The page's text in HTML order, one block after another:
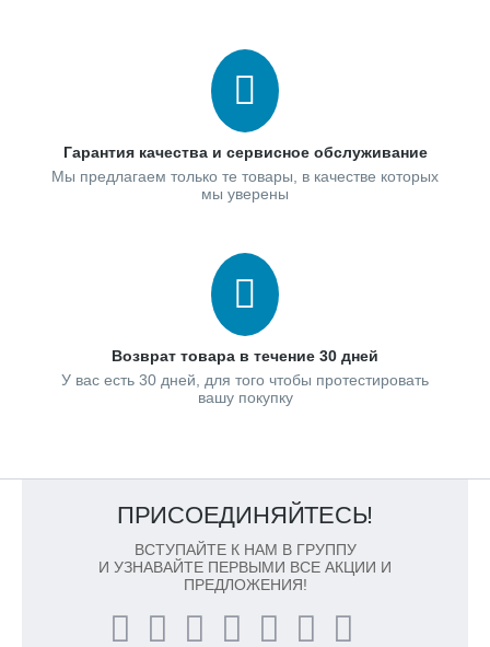
Гарантия качества и сервисное обслуживание
Мы предлагаем только те товары, в качестве которых
мы уверены
Возврат товара в течение 30 дней
У вас есть 30 дней, для того чтобы протестировать
вашу покупку
ПРИСОЕДИНЯЙТЕСЬ!
ВСТУПАЙТЕ К НАМ В ГРУППУ
И УЗНАВАЙТЕ ПЕРВЫМИ ВСЕ АКЦИИ И
ПРЕДЛОЖЕНИЯ!